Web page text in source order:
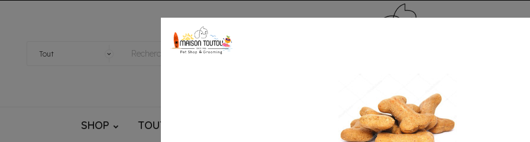
SHOP TOUTOU® HANDMADE MÉDAILLE - PET ID TAG TOILETTAGE